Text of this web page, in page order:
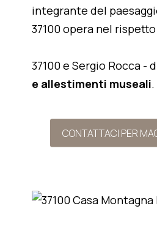
integrante del
37100 opera nel
37100 e Sergio Rocca -
e allestimenti museali.
CONTATTACI PER